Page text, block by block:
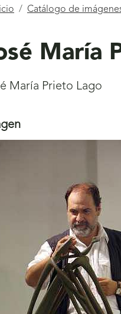
Catálogo de
María
María Prieto Lago